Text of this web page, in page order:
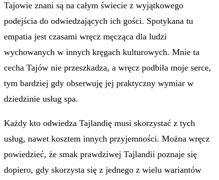
Tajowie znani są na całym świecie z wyjątkowego
podejścia do odwiedzających ich gości. Spotykana tu
empatia jest czasami wręcz męcząca dla ludzi
wychowanych w innych kręgach kulturowych. Mnie ta
cecha Tajów nie przeszkadza, a wręcz podbiła moje serce,
tym bardziej gdy obserwuję jej praktyczny wymiar w
dziedzinie usług spa.
Każdy kto odwiedza Tajlandię musi skorzystać z tych
usług, nawet kosztem innych przyjemności. Można wręcz
powiedzieć, że smak prawdziwej Tajlandii poznaje się
dopiero, gdy skorzysta się z jednego z wielu wariantów